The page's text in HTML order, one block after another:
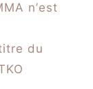
n’est
du